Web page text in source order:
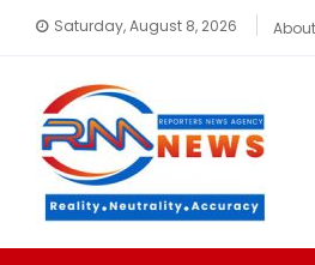
Saturday, August 8, 2026